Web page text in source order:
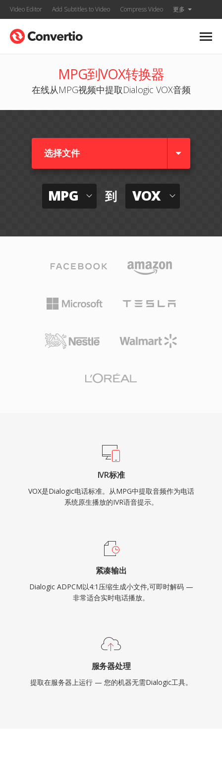
Video Editor Add Subtitles to Video Compress Video 更多
MPG到VOX转换器
在线从MPG视频中提取Dialogic VOX音频
选择文件
MPG 到 VOX
IVR标准
VOX是Dialogic电话标准。从MPG中提取音频作为电话
系统原生播放的IVR语音提示。
紧凑输出
Dialogic ADPCM以4:1压缩生成小文件,可即时解码 —
非常适合实时电话播放。
服务器处理
提取在服务器上运行 — 您的机器无需Dialogic工具。